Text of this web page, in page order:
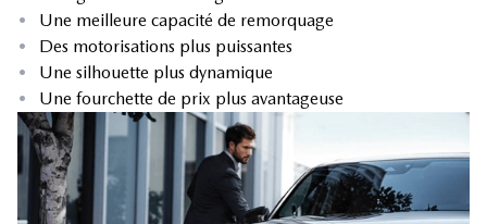
•
Une meilleure capacité de remorquage
•
Des motorisations plus puissantes
•
Une silhouette plus dynamique
•
Une fourchette de prix plus avantageuse